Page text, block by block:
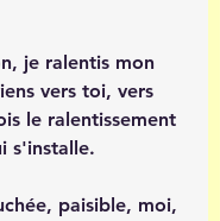
je ralentis mon
vers toi, vers
le ralentissement
s'installe.
paisible, moi,